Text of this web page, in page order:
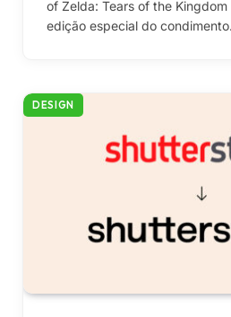
of Zelda: Tears of the
edição especial do
DESIGN